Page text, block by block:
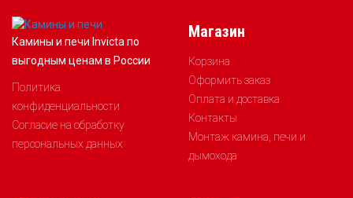
Камины и печи Invicta по
выгодным ценам в России
Политика
конфиденциальности
Согласие на обработку
персональных данных
Магазин
Корзина
Оформить заказ
Оплата и доставка
Контакты
Монтаж камина, печи и
дымохода